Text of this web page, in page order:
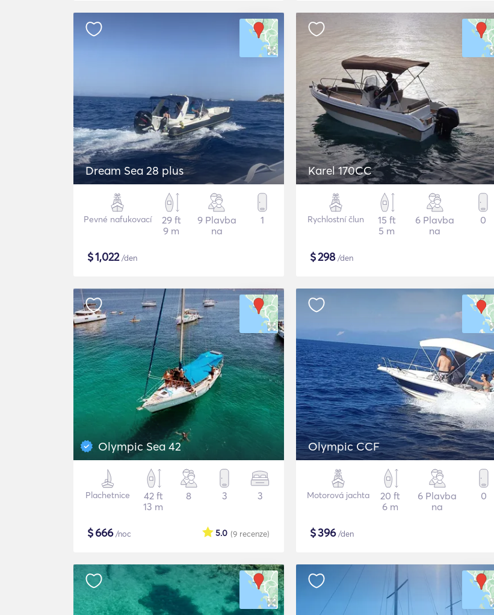
Dream Sea 28 plus
Pevné nafukovací
29 ft
9 m
9 Plavba
na
1
$1,022/den
Karel 170CC
Rychlostní člun
15 ft
5 m
6 Plavba
na
0
$298/den
Olympic Sea 42
Plachetnice
42 ft
13 m
8 3 3
$666/noc (9 recenze)
5.0
Olympic CCF
Motorová jachta
20 ft
6 m
6 Plavba
na
0
$396/den